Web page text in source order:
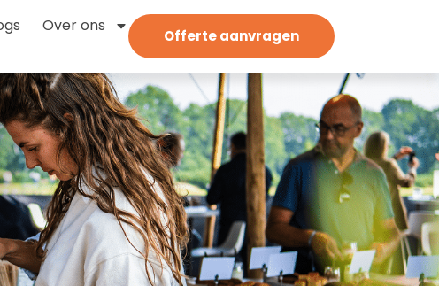
Over ons
Offerte aanvragen